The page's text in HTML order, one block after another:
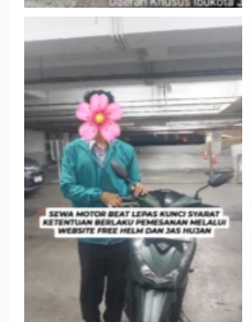
Cityplaza Jatinegara
Gedung Parkir P6A